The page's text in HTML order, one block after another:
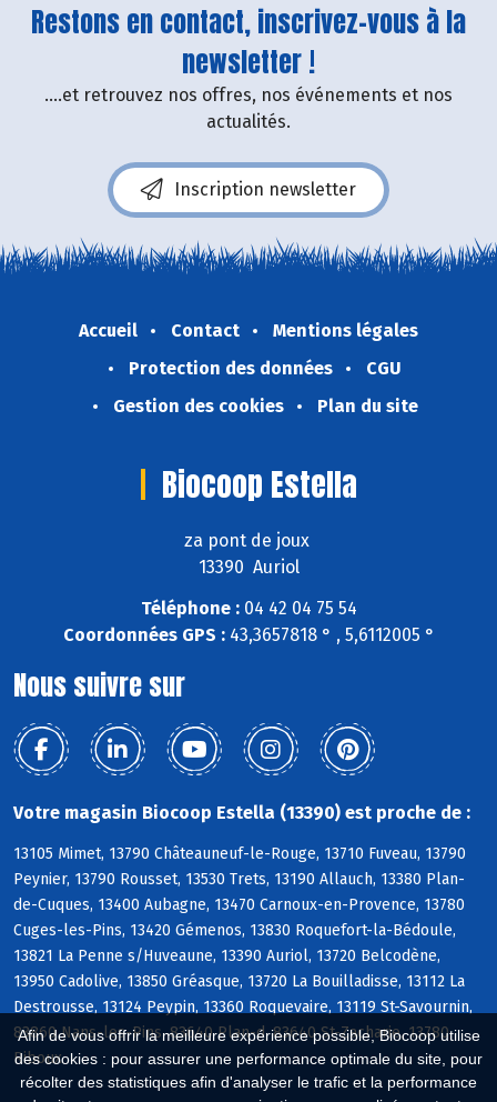
Afin de vous offrir la meilleure expérience possible, Biocoop utilise
des cookies : pour assurer une performance optimale du site, pour
récolter des statistiques afin d'analyser le trafic et la performance
Restons en contact, inscrivez-vous à la
newsletter !
....et retrouvez nos offres, nos événements et nos
actualités.
Inscription newsletter
Accueil Contact
Mentions légales
Protection des données
CGU
Gestion des cookies
Plan du site
Biocoop Estella
za pont de joux
13390 Auriol
Téléphone :04 42 04 75 54
Coordonnées GPS :43,3657818 ° , 5,6112005 °
Nous suivre sur
Votre magasin Biocoop Estella (13390) est proche de :
13105 Mimet, 13790 Châteauneuf-le-Rouge, 13710 Fuveau, 13790
Peynier, 13790 Rousset, 13530 Trets, 13190 Allauch, 13380 Plan-
de-Cuques, 13400 Aubagne, 13470 Carnoux-en-Provence, 13780
Cuges-les-Pins, 13420 Gémenos, 13830 Roquefort-la-Bédoule,
13821 La Penne s/Huveaune, 13390 Auriol, 13720 Belcodène,
13950 Cadolive, 13850 Gréasque, 13720 La Bouilladisse, 13112 La
Destrousse, 13124 Peypin, 13360 Roquevaire, 13119 St-Savournin,
83860 Nans-les-Pins, 83640 Plan-d, 83640 St-Zacharie, 13780
Riboux